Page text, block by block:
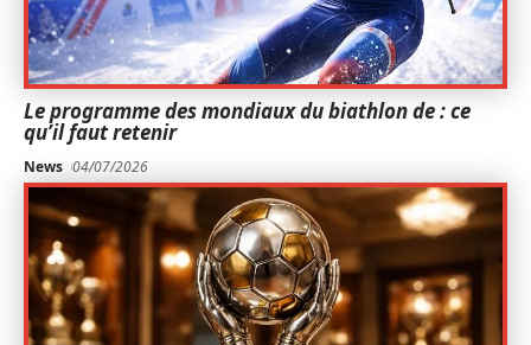
Le programme des mondiaux du biathlon de : ce
qu’il faut retenir
News 04/07/2026